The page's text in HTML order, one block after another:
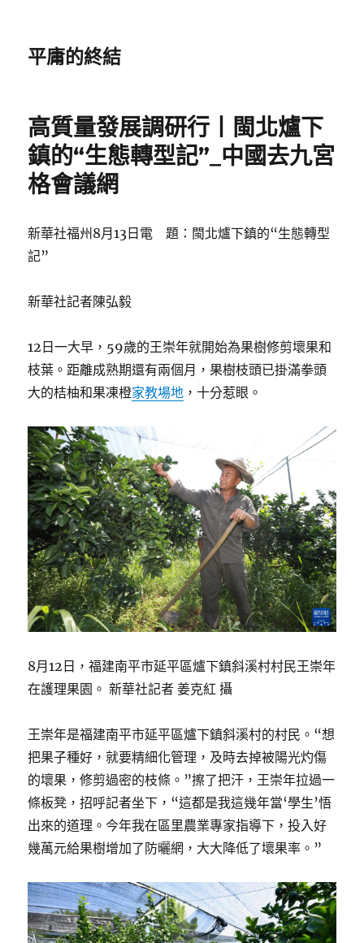
平庸的終結
高質量發展調研行丨閩北爐下
鎮的“生態轉型記”_中國去九宮
格會議網
新華社福州8月13日電 題：閩北爐下鎮的“生態轉型
記”
新華社記者陳弘毅
12日一大早，59歲的王崇年就開始為果樹修剪壞果和
枝葉。距離成熟期還有兩個月，果樹枝頭已掛滿拳頭
大的桔柚和果凍橙家教場地 ，十分惹眼。
8月12日，福建南平市延平區爐下鎮斜溪村村民王崇年
在護理果園。 新華社記者 姜克紅 攝
王崇年是福建南平市延平區爐下鎮斜溪村的村民。“想
把果子種好，就要精細化管理，及時去掉被陽光灼傷
的壞果，修剪過密的枝條。”擦了把汗，王崇年拉過一
條板凳，招呼記者坐下，“這都是我這幾年當‘學生’悟
出來的道理。今年我在區里農業專家指導下，投入好
幾萬元給果樹增加了防曬網，大大降低了壞果率。”